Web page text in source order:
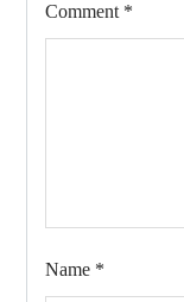
Comment *
Name *